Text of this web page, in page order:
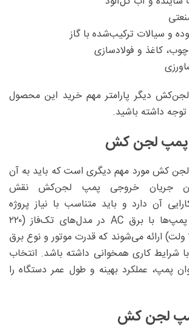
و سیالات ترکیب‌شده با گاز
چوب، کاغذ و فولادسازی
لجن‌کش دیگر پارامتر مهم خرید این محصول
داشته باشید.
پمپ لجن کش
کش مورد مهم دیگری است که باید به آن
جریان خروجی پمپ لجن‌کش نقش
آن دارد و باید متناسب با نیاز پروژه
انتخاب شود. این پمپ‌ها با برق AC در مدل‌های تک‌فاز (۲۲۰
ولت) و سه‌فاز (۳۸۰ ولت) ارائه می‌شوند که قدرت موتور و نوع برق
شرایط کاری همخوانی داشته باشد. انتخاب
پمپ، عملکرد بهینه و طول عمر دستگاه را
لجن کش